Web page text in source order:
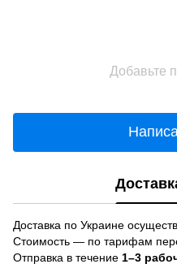
Добавьте
Доставка по Украине
Стоимость — по тарифам
Отправка в течение 1–3